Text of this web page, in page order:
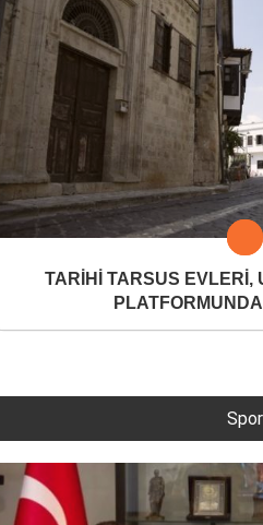
TARİHİ TARSUS EVLERİ,
Spor